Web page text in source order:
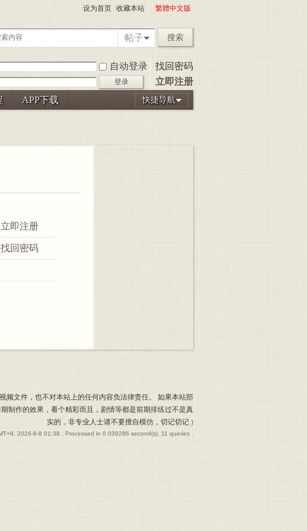
设为首页 收藏本站 繁體中文版
帖子 搜索
自动登录
找回密码
登录 立即注册
快捷导航
APP下载
立即注册
找回密码
频文件，也不对本站上的任何内容负法律责任。 如果本站部
制作的效果，看个精彩而且，剧情等都是前期排练过不是真
实的，非专业人士请不要擅自模仿，切记切记 )
2026-8-8 01:38 , Processed in 0.039286 second(s), 11 queries .